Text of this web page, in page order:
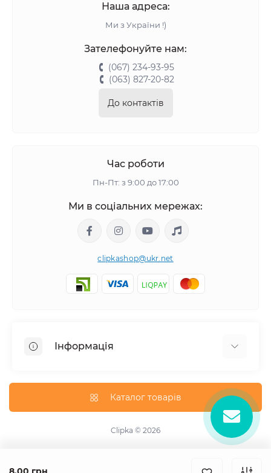
Наша адреса:
Ми з України !)
Зателефонуйте нам:
(067) 234-93-95
(063) 827-20-82
До контактів
Час роботи
Пн-Пт: з 9:00 до 17:00
Ми в соціальних мережах:
clipkashop@ukr.net
Інформація
Контакти
Каталог товарів
Clipka © 2026